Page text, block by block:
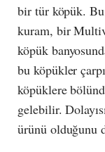
bir tür köpük. Bu
kuram, bir
köpük
bu köpükler
köpüklere
gelebilir.
ürünü olduğunu